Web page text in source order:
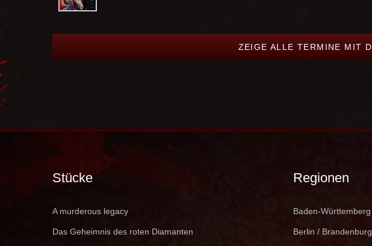
ZEIGE ALLE TERMINE MIT
Stücke
A murderous legacy
Das Geheimnis des roten Diamanten
Regionen
Baden-Württemberg
Berlin / Brandenburg